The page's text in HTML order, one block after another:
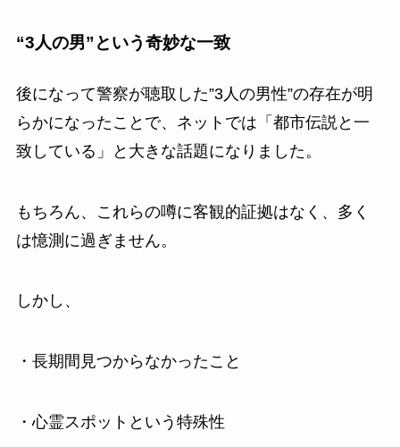
“3人の男”という奇妙な一致
後になって警察が聴取した”3人の男性”の存在が明
らかになったことで、ネットでは「都市伝説と一
致している」と大きな話題になりました。
もちろん、これらの噂に客観的証拠はなく、多く
は憶測に過ぎません。
しかし、
・長期間見つからなかったこと
・心霊スポットという特殊性